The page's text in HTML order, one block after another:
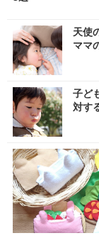
天使
ママ
子ど
対す